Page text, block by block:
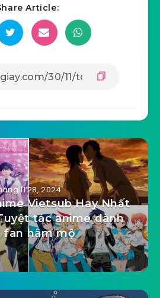
Article:
11 28, 2024
Vietsub Hay Nhất
tác anime dành
fan hâm mộ